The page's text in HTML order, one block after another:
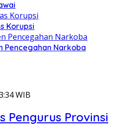
Korupsi
Pencegahan Narkoba
WIB
Pengurus Provinsi